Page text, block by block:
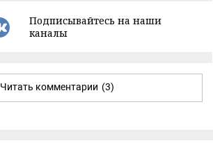
Подписывайтесь на наши
каналы
Читать комментарии (3)